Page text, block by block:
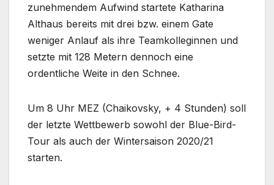
zunehmendem Aufwind startete Katharina
Althaus bereits mit drei bzw. einem Gate
weniger Anlauf als ihre Teamkolleginnen und
setzte mit 128 Metern dennoch eine
ordentliche Weite in den Schnee.
Um 8 Uhr MEZ (Chaikovsky, + 4 Stunden) soll
der letzte Wettbewerb sowohl der Blue-Bird-
Tour als auch der Wintersaison 2020/21
starten.